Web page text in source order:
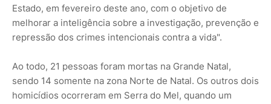
Estado, em fevereiro deste ano, com o objetivo de
melhorar a inteligência sobre a investigação, prevenção e
repressão dos crimes intencionais contra a vida".
Ao todo, 21 pessoas foram mortas na Grande Natal,
sendo 14 somente na zona Norte de Natal. Os outros dois
homicídios ocorreram em Serra do Mel, quando um